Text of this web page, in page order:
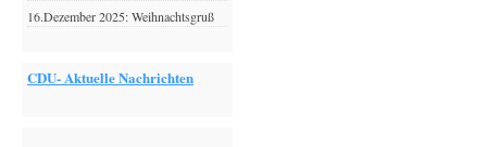
16.Dezember 2025: Weihnachtsgruß
CDU- Aktuelle Nachrichten